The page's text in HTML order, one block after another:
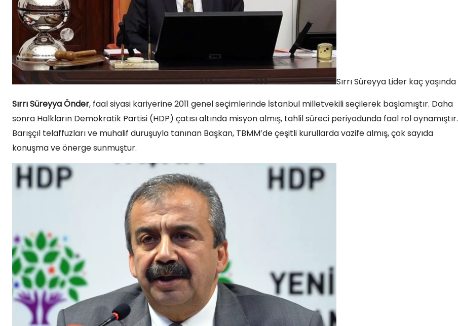
Sırrı Süreyya Lider kaç yaşında
Sırrı Süreyya Önder, faal siyasi kariyerine 2011 genel seçimlerinde İstanbul milletvekili seçilerek başlamıştır. Daha
sonra Halkların Demokratik Partisi (HDP) çatısı altında misyon almış, tahlil süreci periyodunda faal rol oynamıştır.
Barışçıl telaffuzları ve muhalif duruşuyla tanınan Başkan, TBMM’de çeşitli kurullarda vazife almış, çok sayıda
konuşma ve önerge sunmuştur.